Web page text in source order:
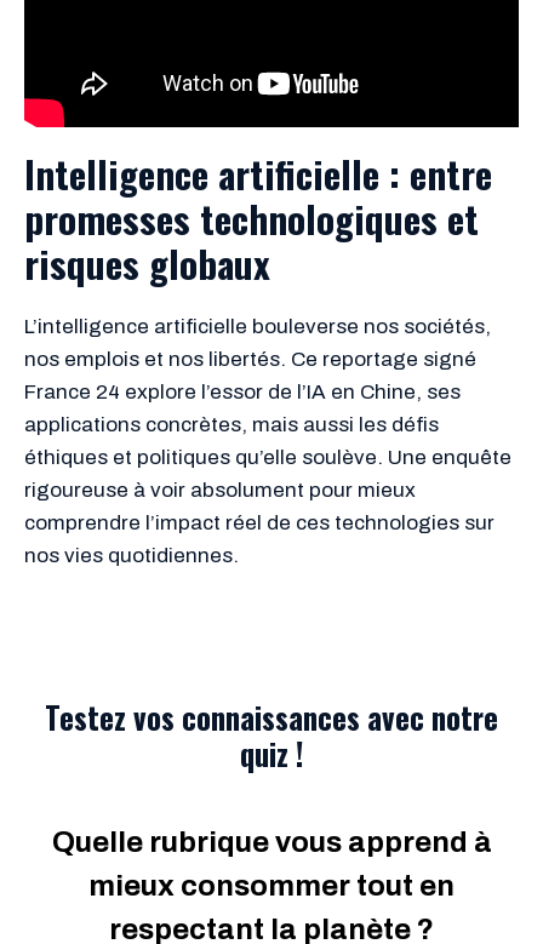
Intelligence artificielle : entre
promesses technologiques et
risques globaux
L’intelligence artificielle bouleverse nos sociétés,
nos emplois et nos libertés. Ce reportage signé
France 24 explore l’essor de l’IA en Chine, ses
applications concrètes, mais aussi les défis
éthiques et politiques qu’elle soulève. Une enquête
rigoureuse à voir absolument pour mieux
comprendre l’impact réel de ces technologies sur
nos vies quotidiennes.
Testez vos connaissances avec notre
quiz !
Quelle rubrique vous apprend à
mieux consommer tout en
respectant la planète ?